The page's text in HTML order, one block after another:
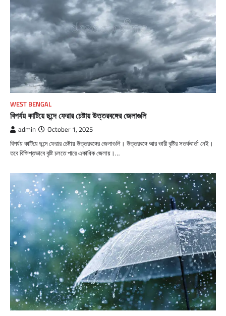
WEST BENGAL
বিপর্যয় কাটিয়ে ছন্দে ফেরার চেষ্টায় উত্তরবঙ্গের জেলাগুলি
admin October 1, 2025
বিপর্যয় কাটিয়ে ছন্দে ফেরার চেষ্টায় উত্তরবঙ্গের জেলাগুলি। উত্তরবঙ্গে আর ভারী বৃষ্টির সতর্কবার্তা নেই।
তবে বিক্ষিপ্তভাবে বৃষ্টি চলতে পারে একাধিক জেলায়।…